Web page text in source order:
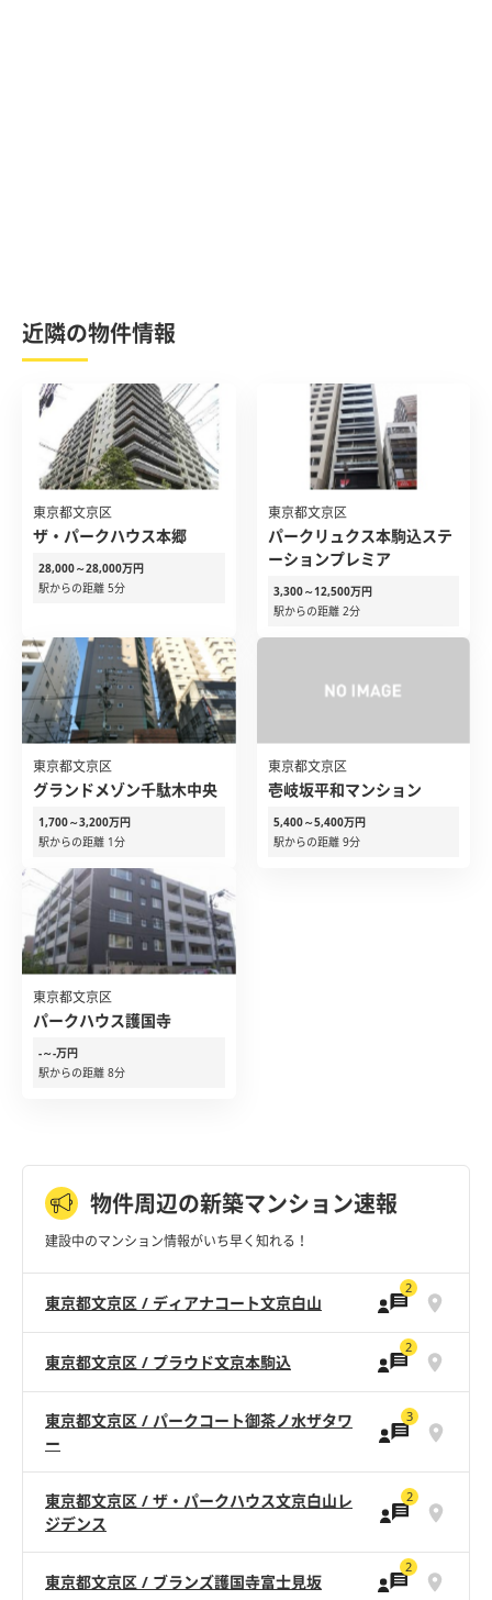
近隣の物件情報
東京都文京区
ザ・パークハウス本郷
28,000～28,000万円
駅からの距離 5分
東京都文京区
パークリュクス本駒込ステ
ーションプレミア
3,300～12,500万円
駅からの距離 2分
東京都文京区
グランドメゾン千駄木中央
1,700～3,200万円
駅からの距離 1分
東京都文京区
壱岐坂平和マンション
5,400～5,400万円
駅からの距離 9分
東京都文京区
パークハウス護国寺
-～-万円
駅からの距離 8分
物件周辺の新築マンション速報
建設中のマンション情報がいち早く知れる！
東京都文京区 / ディアナコート文京白山
2
東京都文京区 / プラウド文京本駒込
2
東京都文京区 / パークコート御茶ノ水ザタワ
ー
3
東京都文京区 / ザ・パークハウス文京白山レ
ジデンス
2
東京都文京区 / ブランズ護国寺富士見坂
2